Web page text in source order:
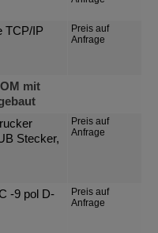
TCP/IP
Preis auf
Anfrage
mit
Stecker,
Preis auf
Anfrage
-9 pol D-
Preis auf
Anfrage